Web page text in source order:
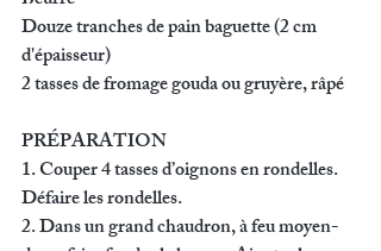
Douze tranches de pain baguette (2 cm
d'épaisseur)
2 tasses de fromage gouda ou gruyère, râpé
PRÉPARATION
1. Couper 4 tasses d’oignons en rondelles.
Défaire les rondelles.
2. Dans un grand chaudron, à feu moyen-